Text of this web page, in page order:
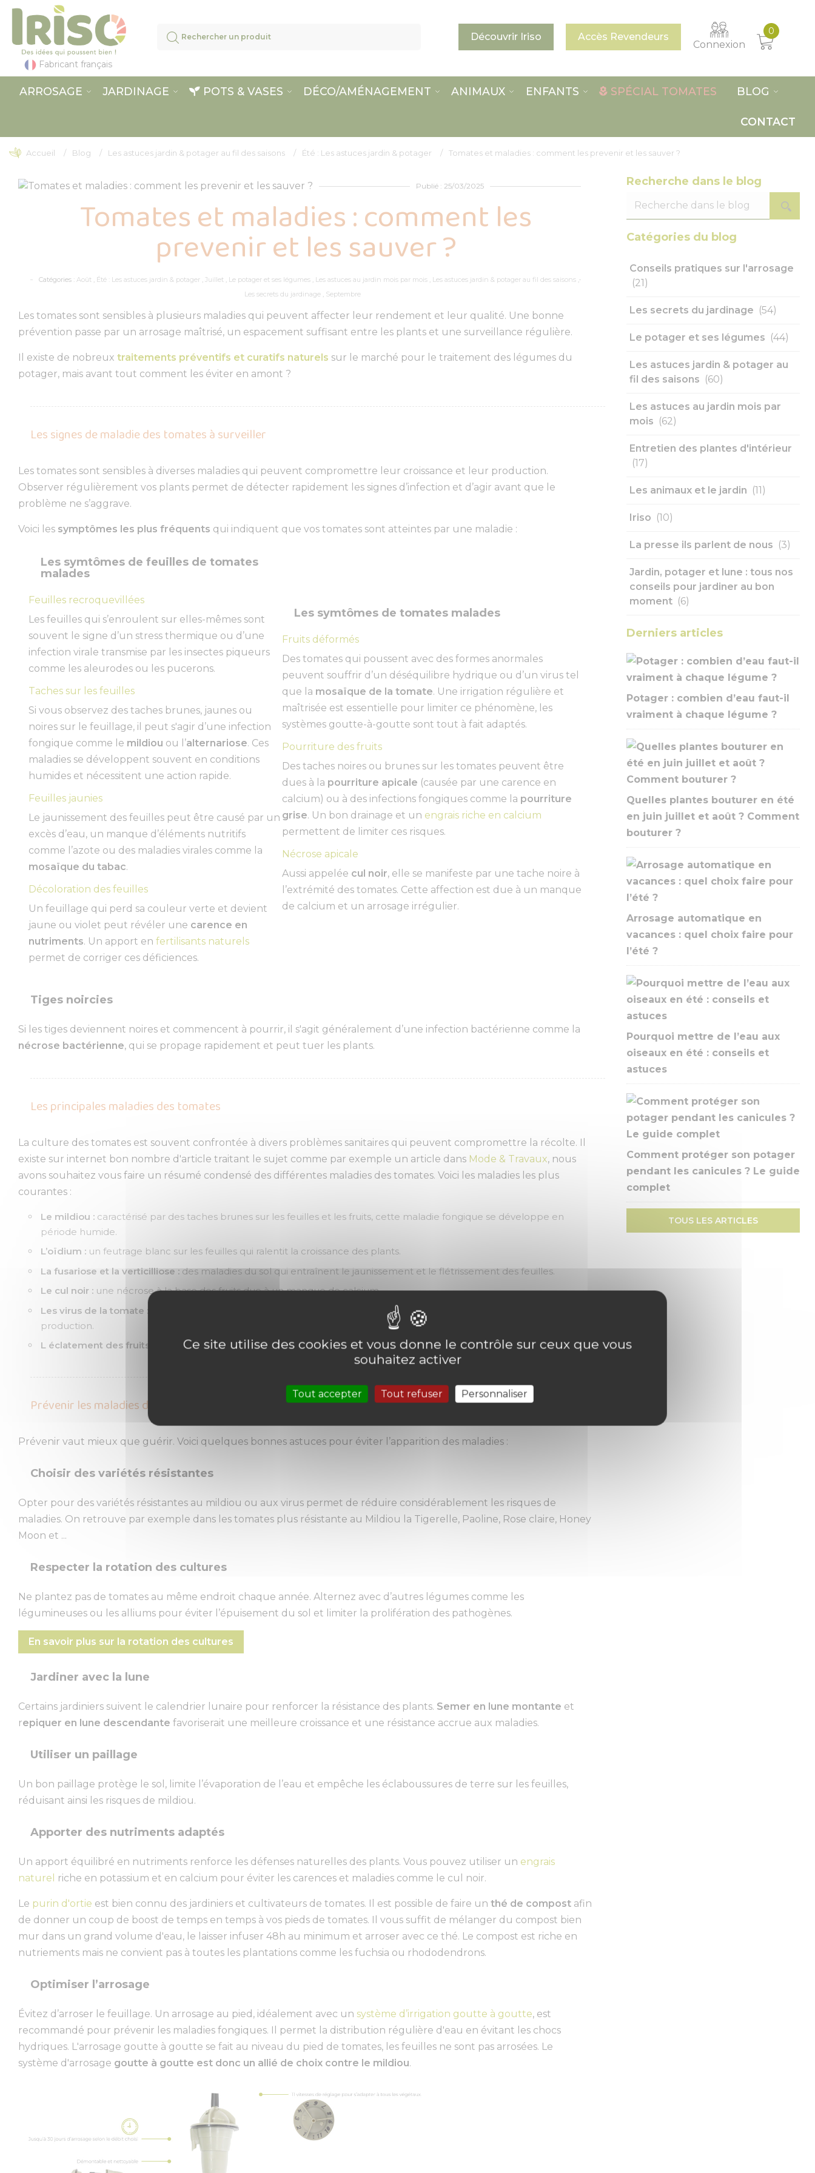
Fabricant français
Découvrir Iriso Accès Revendeurs
Connexion
0
ARROSAGE JARDINAGE POTS & VASES DÉCO/AMÉNAGEMENT ANIMAUX ENFANTS SPÉCIAL TOMATES BLOG
CONTACT
Accueil Blog Les astuces jardin & potager au fil des saisons Été : Les astuces jardin & potager Tomates et maladies : comment les prevenir et les sauver ?
Publié : 25/03/2025
Tomates et maladies : comment les
prevenir et les sauver ?
Catégories : Août Été : Les astuces jardin & potager, Juillet Le potager et ses légumes, Les astuces au jardin mois par mois, Les astuces jardin & potager au fil des saisons,
Les secrets du jardinage
Septembre
Les tomates sont sensibles à plusieurs maladies qui peuvent affecter leur rendement et leur qualité. Une bonne
prévention passe par un arrosage maîtrisé, un espacement suffisant entre les plants et une surveillance régulière.
Il existe de nobreux traitements préventifs et curatifs naturels sur le marché pour le traitement des légumes du
potager, mais avant tout comment les éviter en amont ?
Les signes de maladie des tomates à surveiller
Les tomates sont sensibles à diverses maladies qui peuvent compromettre leur croissance et leur production.
Observer régulièrement vos plants permet de détecter rapidement les signes d’infection et d’agir avant que le
problème ne s’aggrave.
Voici les symptômes les plus fréquents qui indiquent que vos tomates sont atteintes par une maladie :
Les symtômes de feuilles de tomates
malades
Feuilles recroquevillées
Les feuilles qui s’enroulent sur elles-mêmes sont
souvent le signe d’un stress thermique ou d’une
infection virale transmise par les insectes piqueurs
comme les aleurodes ou les pucerons.
Taches sur les feuilles
Si vous observez des taches brunes, jaunes ou
noires sur le feuillage, il peut s'agir d’une infection
fongique comme le mildiou ou l’alternariose. Ces
maladies se développent souvent en conditions
humides et nécessitent une action rapide.
Feuilles jaunies
Le jaunissement des feuilles peut être causé par un
excès d’eau, un manque d’éléments nutritifs
comme l’azote ou des maladies virales comme la
mosaïque du tabac.
Décoloration des feuilles
Un feuillage qui perd sa couleur verte et devient
jaune ou violet peut révéler une carence en
nutriments. Un apport en fertilisants naturels
permet de corriger ces déficiences.
Les symtômes de tomates malades
Fruits déformés
Des tomates qui poussent avec des formes anormales
peuvent souffrir d’un déséquilibre hydrique ou d’un virus tel
que la mosaïque de la tomate. Une irrigation régulière et
maîtrisée est essentielle pour limiter ce phénomène, les
systèmes goutte-à-goutte sont tout à fait adaptés.
Pourriture des fruits
Des taches noires ou brunes sur les tomates peuvent être
dues à la pourriture apicale (causée par une carence en
calcium) ou à des infections fongiques comme la pourriture
grise. Un bon drainage et un engrais riche en calcium
permettent de limiter ces risques.
Nécrose apicale
Aussi appelée cul noir, elle se manifeste par une tache noire à
l’extrémité des tomates. Cette affection est due à un manque
de calcium et un arrosage irrégulier.
Tiges noircies
Si les tiges deviennent noires et commencent à pourrir, il s'agit généralement d’une infection bactérienne comme la
nécrose bactérienne, qui se propage rapidement et peut tuer les plants.
Les principales maladies des tomates
La culture des tomates est souvent confrontée à divers problèmes sanitaires qui peuvent compromettre la récolte. Il
existe sur internet bon nombre d'article traitant le sujet comme par exemple un article dans Mode & Travaux, nous
avons souhaitez vous faire un résumé condensé des différentes maladies des tomates. Voici les maladies les plus
courantes :
Le mildiou : caractérisé par des taches brunes sur les feuilles et les fruits, cette maladie fongique se développe en
période humide.
L’oïdium : un feutrage blanc sur les feuilles qui ralentit la croissance des plants.
La fusariose et la verticilliose :des maladies du sol qui entraînent le jaunissement et le flétrissement des feuilles.
Le cul noir : une nécrose à la base des fruits due à un manque de calcium.
Les virus de la tomate : comme le virus de la mosaïque, qui provoque des déformations des feuilles et réduit la
production.
L éclatement des fruits
: principalement du aux changements rapides et répétitifs d'humidité du sol
Prévenir les maladies des tomates : les bonnes pratiques
Prévenir vaut mieux que guérir. Voici quelques bonnes astuces pour éviter l’apparition des maladies :
Choisir des variétés résistantes
Opter pour des variétés résistantes au mildiou ou aux virus permet de réduire considérablement les risques de
maladies. On retrouve par exemple dans les tomates plus résistante au Mildiou la Tigerelle, Paoline, Rose claire, Honey
Moon et ...
Respecter la rotation des cultures
Ne plantez pas de tomates au même endroit chaque année. Alternez avec d’autres légumes comme les
légumineuses ou les alliums pour éviter l’épuisement du sol et limiter la prolifération des pathogènes.
En savoir plus sur la rotation des cultures
Jardiner avec la lune
Certains jardiniers suivent le calendrier lunaire pour renforcer la résistance des plants. Semer en lune montante et
repiquer en lune descendante favoriserait une meilleure croissance et une résistance accrue aux maladies.
Utiliser un paillage
Un bon paillage protège le sol, limite l’évaporation de l’eau et empêche les éclaboussures de terre sur les feuilles,
réduisant ainsi les risques de mildiou.
Apporter des nutriments adaptés
Un apport équilibré en nutriments renforce les défenses naturelles des plants. Vous pouvez utiliser un engrais
naturel
riche en potassium et en calcium pour éviter les carences et maladies comme le cul noir.
Le purin d'ortie est bien connu des jardiniers et cultivateurs de tomates. Il est possible de faire un thé de compost afin
de donner un coup de boost de temps en temps à vos pieds de tomates. Il vous suffit de mélanger du compost bien
mur dans un grand volume d'eau, le laisser infuser 48h au minimum et arroser avec ce thé. Le compost est riche en
nutriements mais ne convient pas à toutes les plantations comme les fuchsia ou rhododendrons.
Optimiser l’arrosage
Évitez d’arroser le feuillage. Un arrosage au pied, idéalement avec un système d’irrigation goutte à goutte, est
recommandé pour prévenir les maladies fongiques. Il permet la distribution régulière d'eau en évitant les chocs
hydriques. L'arrosage goutte à goutte se fait au niveau du pied de tomates, les feuilles ne sont pas arrosées. Le
système d'arrosage goutte à goutte est donc un allié de choix contre le mildiou.
Recherche dans le blog
Catégories du blog
Conseils pratiques sur l'arrosage
(21)
Les secrets du jardinage (54)
Le potager et ses légumes (44)
Les astuces jardin & potager au
fil des saisons (60)
Les astuces au jardin mois par
mois (62)
Entretien des plantes d'intérieur
(17)
Les animaux et le jardin (11)
Iriso (10)
La presse ils parlent de nous (3)
Jardin, potager et lune : tous nos
conseils pour jardiner au bon
moment (6)
Derniers articles
Potager : combien d’eau faut-il
vraiment à chaque légume ?
Quelles plantes bouturer en été
en juin juillet et août ? Comment
bouturer ?
Arrosage automatique en
vacances : quel choix faire pour
l’été ?
Pourquoi mettre de l’eau aux
oiseaux en été : conseils et
astuces
Comment protéger son potager
pendant les canicules ? Le guide
complet
TOUS LES ARTICLES
Panneau de gestion des cookies
Ce site utilise des cookies et vous donne le contrôle sur ceux que vous
souhaitez activer
Tout accepter Tout refuser Personnaliser